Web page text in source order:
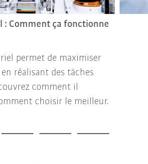
: Comment ça fonctionne
permet de maximiser
réalisant des tâches
comment il
choisir le meilleur.